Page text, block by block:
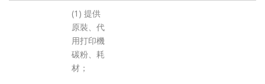
(1) 提供
原裝、代
用打印機
碳粉、耗
材；